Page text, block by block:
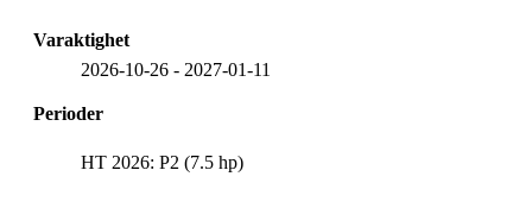
Varaktighet
2026-10-26 - 2027-01-11
Perioder
HT 2026: P2 (7.5 hp)